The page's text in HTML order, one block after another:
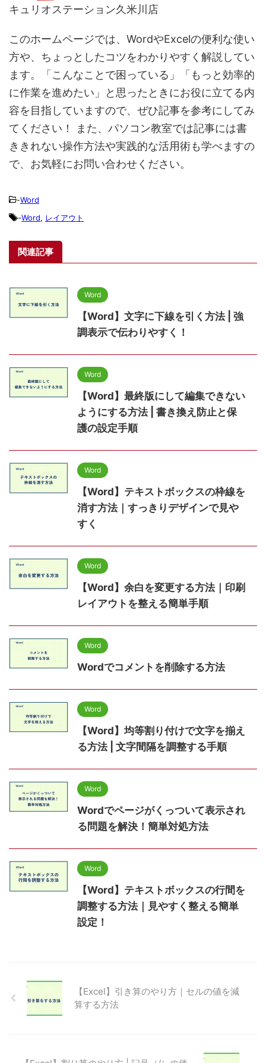
キュリオステーション久米川店
このホームページでは、WordやExcelの便利な使い
方や、ちょっとしたコツをわかりやすく解説してい
ます。「こんなことで困っている」「もっと効率的
に作業を進めたい」と思ったときにお役に立てる内
容を目指していますので、ぜひ記事を参考にしてみ
てください！ また、パソコン教室では記事には書
ききれない操作方法や実践的な活用術も学べますの
で、お気軽にお問い合わせください。
-Word
-Word, レイアウト
関連記事
Word
【Word】文字に下線を引く方法 | 強
調表示で伝わりやすく！
Word
【Word】最終版にして編集できない
ようにする方法 | 書き換え防止と保
護の設定手順
Word
【Word】テキストボックスの枠線を
消す方法｜すっきりデザインで見や
すく
Word
【Word】余白を変更する方法｜印刷
レイアウトを整える簡単手順
Word
Wordでコメントを削除する方法
Word
【Word】均等割り付けで文字を揃え
る方法 | 文字間隔を調整する手順
Word
Wordでページがくっついて表示され
る問題を解決！簡単対処方法
Word
【Word】テキストボックスの行間を
調整する方法｜見やすく整える簡単
設定！
【Excel】引き算のやり方｜セルの値を減
算する方法